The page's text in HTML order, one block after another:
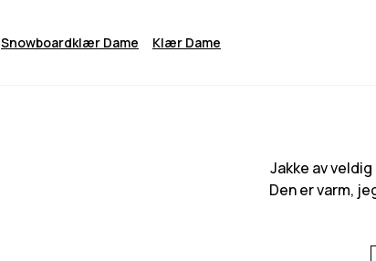
Snowboardklær Dame Klær Dame
Jakke av
Den er varm,